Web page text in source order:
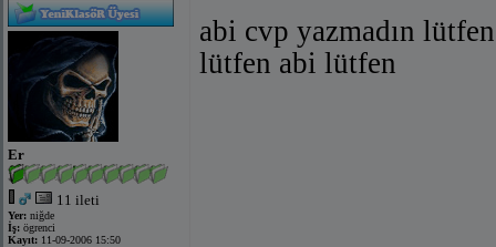
Er
11 ileti
Yer: niğde
İş: ögrenci
Kayıt: 11-09-2006 15:50
abi cvp yazmadın
lütfen abi lütfen